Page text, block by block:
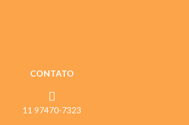
CONTATO
11 97470-7323